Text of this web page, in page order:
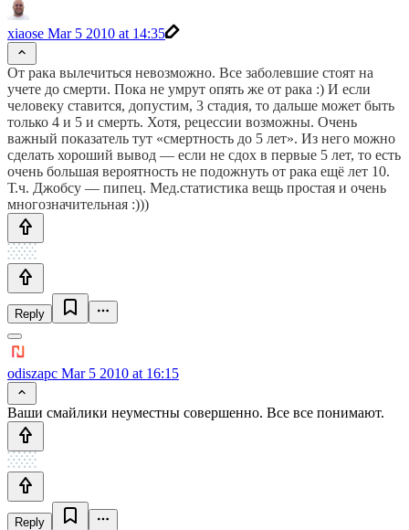
xiaose Mar 5 2010 at 14:35
От рака вылечиться невозможно. Все заболевшие стоят на
учете до смерти. Пока не умрут опять же от рака :) И если
человеку ставится, допустим, 3 стадия, то дальше может быть
только 4 и 5 и смерть. Хотя, рецессии возможны. Очень
важный показатель тут «смертность до 5 лет». Из него можно
сделать хороший вывод — если не сдох в первые 5 лет, то есть
очень большая вероятность не подожнуть от рака ещё лет 10.
Т.ч. Джобсу — пипец. Мед.статистика вещь простая и очень
многозначительная :)))
Reply
odiszapc Mar 5 2010 at 16:15
Ваши смайлики неуместны совершенно. Все все понимают.
Reply